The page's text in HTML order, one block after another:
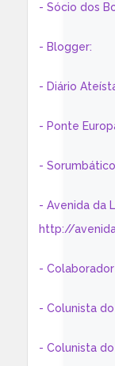
- Sócio dos
- Blogger:
- Diário
- Ponte
-
- Avenida da
http://
-
- Colunista
- Colunista